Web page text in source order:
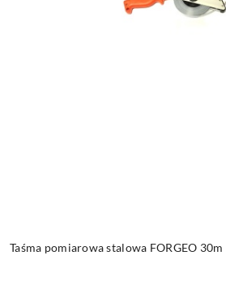
Taśma pomiarowa stalowa FORGEO 30m